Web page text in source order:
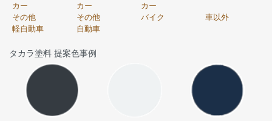
カー
カー
カー
その他
軽自動車
その他
自動車
バイク 車以外
タカラ塗料 提案色事例